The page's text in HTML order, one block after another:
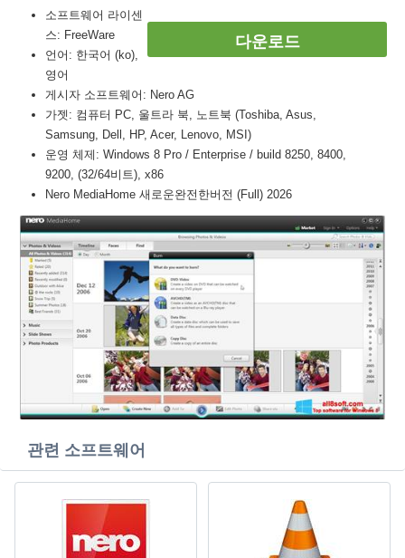
다운로드
소프트웨어 라이센
스: FreeWare
언어: 한국어 (ko),
영어
게시자 소프트웨어: Nero AG
가젯: 컴퓨터 PC, 울트라 북, 노트북 (Toshiba, Asus,
Samsung, Dell, HP, Acer, Lenovo, MSI)
운영 체제: Windows 8 Pro / Enterprise / build 8250, 8400,
9200, (32/64비트), x86
Nero MediaHome 새로운완전한버전 (Full) 2026
관련 소프트웨어